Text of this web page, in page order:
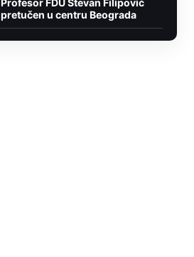
Profesor FDU Stevan Filipović
pretučen u centru Beograda